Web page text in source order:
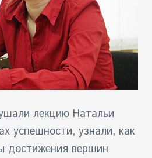
лекцию Натальи
успешности, узнали, как
достижения вершин